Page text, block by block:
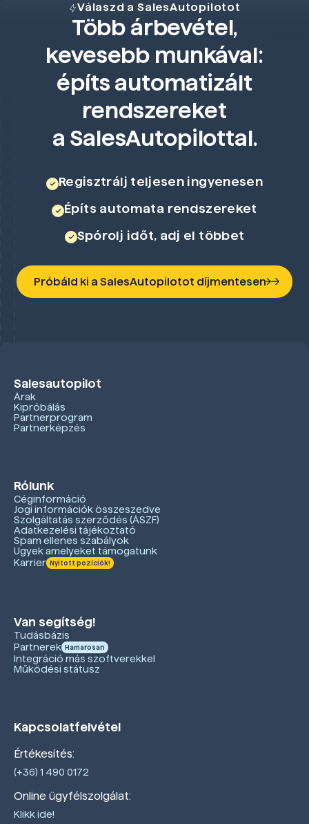
Válaszd a SalesAutopilotot
Több árbevétel,
kevesebb munkával:
építs automatizált
rendszereket
a SalesAutopilottal.
Regisztrálj teljesen ingyenesen
Építs automata rendszereket
Spórolj időt, adj el többet
Próbáld ki a SalesAutopilotot díjmentesen
Salesautopilot
Árak
Kipróbálás
Partnerprogram
Partnerképzés
Rólunk
Céginformáció
Jogi információk összeszedve
Szolgáltatás szerződés (ÁSZF)
Adatkezelési tájékoztató
Spam ellenes szabályok
Ügyek amelyeket támogatunk
Karrier Nyitott pozíciók!
Van segítség!
Tudásbázis
Partnerek Hamarosan
Integráció más szoftverekkel
Működési státusz
Kapcsolatfelvétel
Értékesítés:
(+36) 1 490 0172
Online ügyfélszolgálat:
Klikk ide!